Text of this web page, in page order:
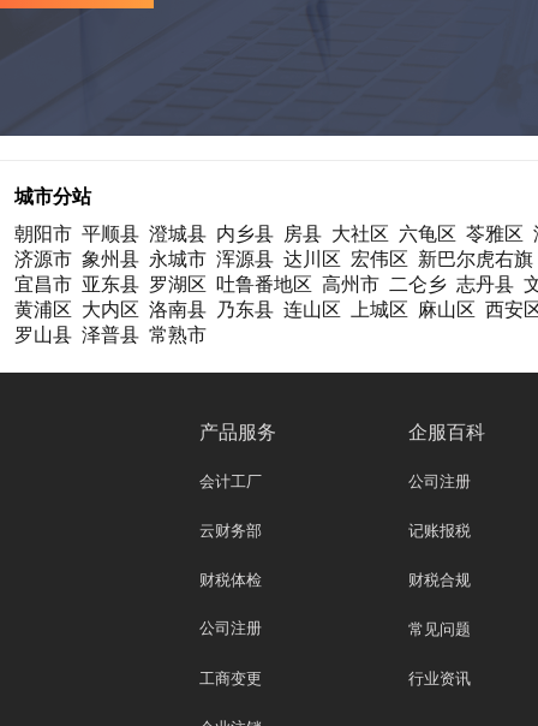
城市分站
朝阳市 平顺县 澄城县 内乡县 房县 大社区 六龟区 苓雅区
济源市 象州县 永城市 浑源县 达川区 宏伟区 新巴尔虎右旗
宜昌市 亚东县 罗湖区 吐鲁番地区 高州市 二仑乡 志丹县
黄浦区 大内区 洛南县 乃东县 连山区 上城区 麻山区 西安
罗山县 泽普县 常熟市
产品服务
会计工厂
云财务部
财税体检
公司注册
工商变更
企服百科
公司注册
记账报税
财税合规
常见问题
行业资讯